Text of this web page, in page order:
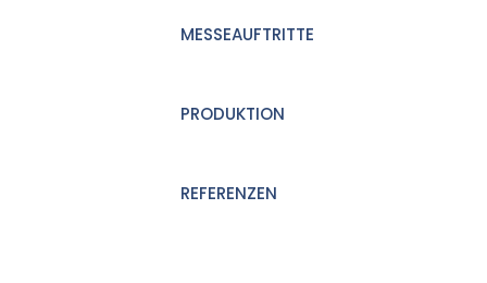
MESSEAUFTRITTE
PRODUKTION
REFERENZEN